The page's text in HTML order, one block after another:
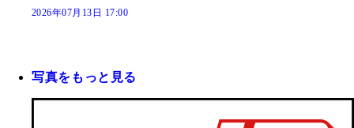
2026年07月13日 17:00
写真をもっと見る